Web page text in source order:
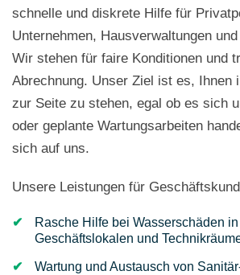
schnelle und diskrete Hilfe für
Unternehmen, Hausverwaltungen
Wir stehen für faire Konditionen und
Abrechnung. Unser Ziel ist es, Ihnen
zur Seite zu stehen, egal ob es sich
oder geplante Wartungsarbeiten
sich auf uns.
Unsere Leistungen für
Rasche Hilfe bei Wasserschäden
Geschäftslokalen und
Wartung und Austausch von